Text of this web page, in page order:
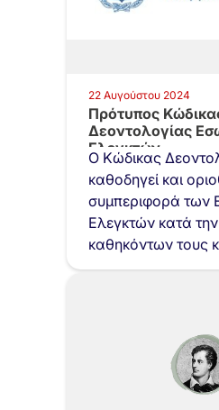
22 Αυγούστου 2024
Πρότυπος
Δεοντολογίας
Ελεγκτών
Ο Κώδικας
καθοδηγεί και
συμπεριφορά των
Ελεγκτών κατά
καθηκόντων τους
βασικό…